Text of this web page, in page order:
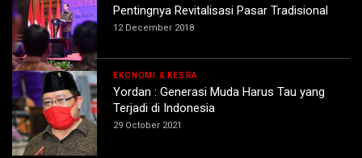
Pentingnya Revitalisasi Pasar Tradisional
12 December 2018
EKONOMI & KESRA
Yordan : Generasi Muda Harus Tau yang
Terjadi di Indonesia
29 October 2021